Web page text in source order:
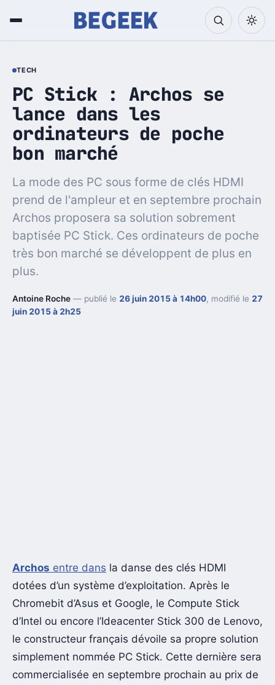
TECH
PC Stick : Archos se
lance dans les
ordinateurs de poche
bon marché
La mode des PC sous forme de clés HDMI
prend de l'ampleur et en septembre prochain
Archos proposera sa solution sobrement
baptisée PC Stick. Ces ordinateurs de poche
très bon marché se développent de plus en
plus.
Antoine Roche — publié le 26 juin 2015 à 14h00, modifié le 27
juin 2015 à 2h25
Archos entre dans la danse des clés HDMI
dotées d’un système d’exploitation. Après le
Chromebit d’Asus et Google, le Compute Stick
d’Intel ou encore l’Ideacenter Stick 300 de Lenovo,
le constructeur français dévoile sa propre solution
simplement nommée PC Stick. Cette dernière sera
commercialisée en septembre prochain au prix de